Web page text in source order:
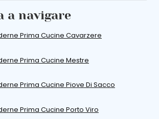
a navigare
Prima Cucine Cavarzere
Prima Cucine Mestre
Prima Cucine Piove Di Sacco
Prima Cucine Porto Viro